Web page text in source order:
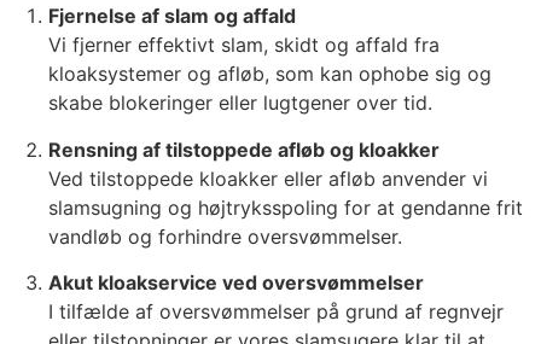
Fjernelse af slam og affald
Vi fjerner effektivt slam, skidt og affald fra
kloaksystemer og afløb, som kan ophobe sig og
skabe blokeringer eller lugtgener over tid.
Rensning af tilstoppede afløb og kloakker
Ved tilstoppede kloakker eller afløb anvender vi
slamsugning og højtryksspoling for at gendanne frit
vandløb og forhindre oversvømmelser.
Akut kloakservice ved oversvømmelser
I tilfælde af oversvømmelser på grund af regnvejr